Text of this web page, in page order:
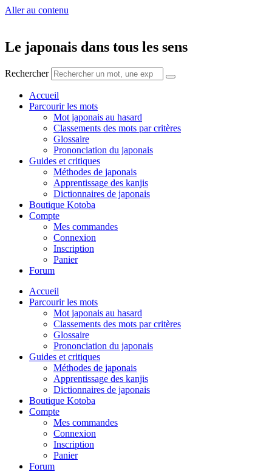
Aller au contenu
Le japonais dans tous les sens
Rechercher
Accueil
Parcourir les mots
Mot japonais au hasard
Classements des mots par critères
Glossaire
Prononciation du japonais
Guides et critiques
Méthodes de japonais
Apprentissage des kanjis
Dictionnaires de japonais
Boutique Kotoba
Compte
Mes commandes
Connexion
Inscription
Panier
Forum
Accueil
Parcourir les mots
Mot japonais au hasard
Classements des mots par critères
Glossaire
Prononciation du japonais
Guides et critiques
Méthodes de japonais
Apprentissage des kanjis
Dictionnaires de japonais
Boutique Kotoba
Compte
Mes commandes
Connexion
Inscription
Panier
Forum